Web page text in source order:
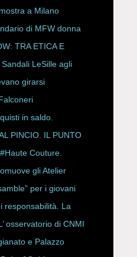
a Milano
di MFW donna
TRA ETICA E
LeSille agli
girarsi
in saldo.
PINCIO. IL PUNTO
E
Couture.
gli Atelier
per i giovani
responsabilità. La
osservatorio di CNMI
e Palazzo